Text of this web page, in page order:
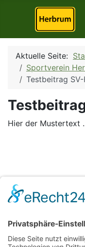
Aktuelle Seite:
Sportverein
Testbeitrag
Hier der Mustertext